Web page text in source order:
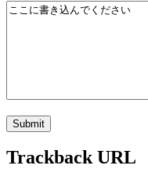
Trackback URL